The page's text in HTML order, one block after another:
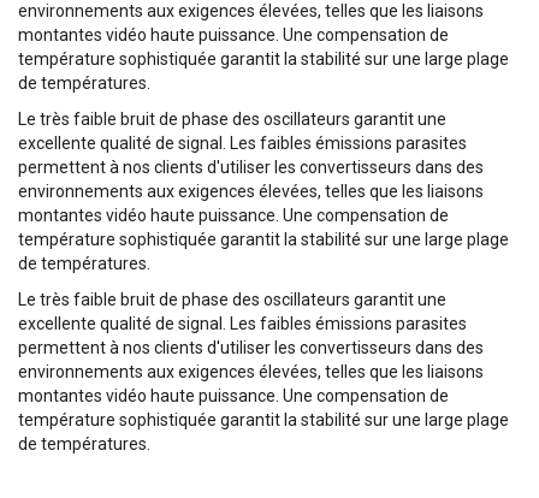
environnements aux exigences élevées, telles que les liaisons
montantes vidéo haute puissance. Une compensation de
température sophistiquée garantit la stabilité sur une large plage
de températures.
Le très faible bruit de phase des oscillateurs garantit une
excellente qualité de signal. Les faibles émissions parasites
permettent à nos clients d'utiliser les convertisseurs dans des
environnements aux exigences élevées, telles que les liaisons
montantes vidéo haute puissance. Une compensation de
température sophistiquée garantit la stabilité sur une large plage
de températures.
Le très faible bruit de phase des oscillateurs garantit une
excellente qualité de signal. Les faibles émissions parasites
permettent à nos clients d'utiliser les convertisseurs dans des
environnements aux exigences élevées, telles que les liaisons
montantes vidéo haute puissance. Une compensation de
température sophistiquée garantit la stabilité sur une large plage
de températures.